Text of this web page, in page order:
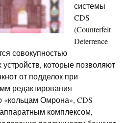
системы
CDS
(Counterfeit
Deterrence
совокупностью
которые позволяют
от подделок при
редактирования
Омрона», CDS
комплексом,